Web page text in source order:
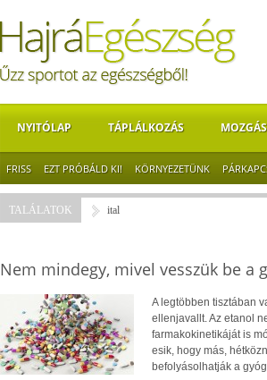
NYITÓLAP TÁPLÁLKOZÁS
FRISS EZT PRÓBÁLD KI! KÖRNYEZETÜNK
TALÁLATOK ital
Nem mindegy, mivel vesszük be a
A legtöbben tisztában
ellenjavallt. Az etanol
farmakokinetikáját is
esik, hogy más,
befolyásolhatják a